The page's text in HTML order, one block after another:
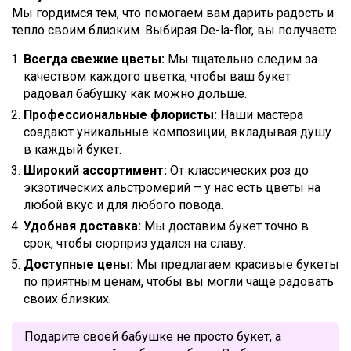
Мы гордимся тем, что помогаем вам дарить радость и
тепло своим близким. Выбирая De-la-flor, вы получаете:
Всегда свежие цветы: Мы тщательно следим за
качеством каждого цветка, чтобы ваш букет
радовал бабушку как можно дольше.
Профессиональные флористы: Наши мастера
создают уникальные композиции, вкладывая душу
в каждый букет.
Широкий ассортимент: От классических роз до
экзотических альстромерий – у нас есть цветы на
любой вкус и для любого повода.
Удобная доставка: Мы доставим букет точно в
срок, чтобы сюрприз удался на славу.
Доступные цены: Мы предлагаем красивые букеты
по приятным ценам, чтобы вы могли чаще радовать
своих близких.
Подарите своей бабушке не просто букет, а